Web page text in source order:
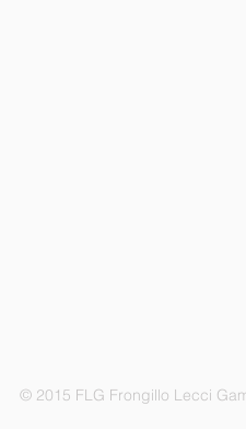
© 2015 FLG Frongillo Lecci